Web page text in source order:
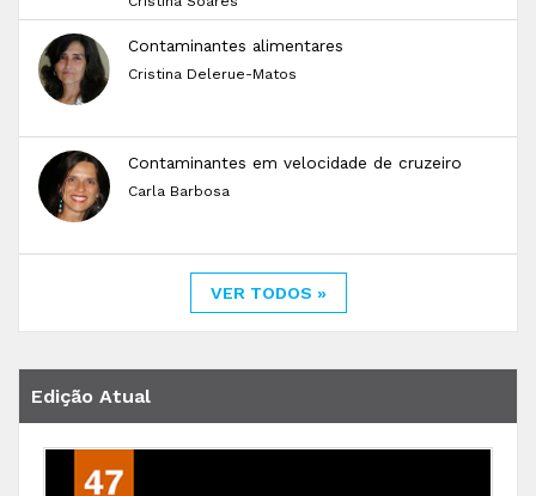
Contaminantes alimentares
Cristina Delerue-Matos
Contaminantes em velocidade de cruzeiro
Carla Barbosa
VER TODOS »
Edição Atual